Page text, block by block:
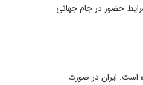
حضور در جام جهانی
است. ایران در صورت